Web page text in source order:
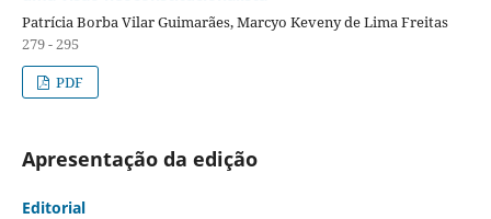
Patrícia Borba Vilar Guimarães, Marcyo Keveny de Lima Freitas
279 - 295
PDF
Apresentação da edição
Editorial